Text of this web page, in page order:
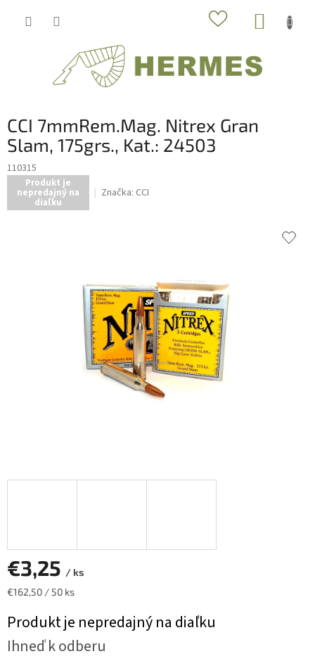
CCI 7mmRem.Mag. Nitrex Gran
Slam, 175grs., Kat.: 24503
110315
Produkt je
nepredajný na
diaľku
Značka: CCI
€3,25 / ks
Jednotková
€162,50 / 50 ks
Produkt je nepredajný na diaľku
Ihneď k odberu